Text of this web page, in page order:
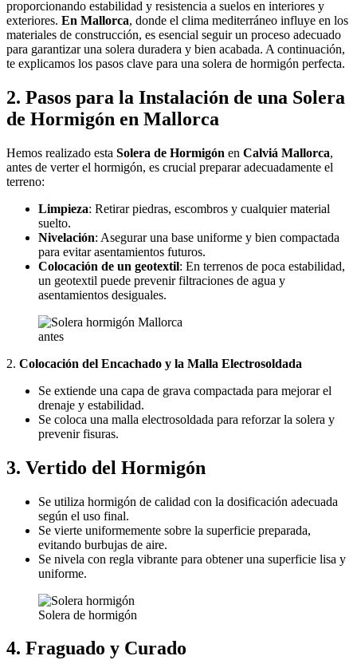
proporcionando estabilidad y resistencia a suelos en interiores y
exteriores. En Mallorca, donde el clima mediterráneo influye en los
materiales de construcción, es esencial seguir un proceso adecuado
para garantizar una solera duradera y bien acabada. A continuación,
te explicamos los pasos clave para una solera de hormigón perfecta.
2. Pasos para la Instalación de una Solera
de Hormigón en Mallorca
Hemos realizado esta Solera de Hormigón en Calviá Mallorca,
antes de verter el hormigón, es crucial preparar adecuadamente el
terreno:
Limpieza: Retirar piedras, escombros y cualquier material
suelto.
Nivelación: Asegurar una base uniforme y bien compactada
para evitar asentamientos futuros.
Colocación de un geotextil: En terrenos de poca estabilidad,
un geotextil puede prevenir filtraciones de agua y
asentamientos desiguales.
antes
2. Colocación del Encachado y la Malla Electrosoldada
Se extiende una capa de grava compactada para mejorar el
drenaje y estabilidad.
Se coloca una malla electrosoldada para reforzar la solera y
prevenir fisuras.
3. Vertido del Hormigón
Se utiliza hormigón de calidad con la dosificación adecuada
según el uso final.
Se vierte uniformemente sobre la superficie preparada,
evitando burbujas de aire.
Se nivela con regla vibrante para obtener una superficie lisa y
uniforme.
Solera de hormigón
4. Fraguado y Curado